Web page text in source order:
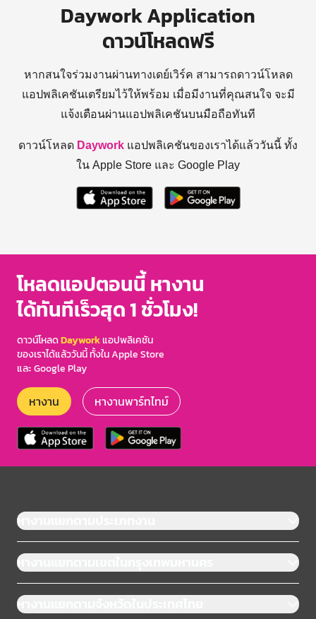
Daywork Application
ดาวน์โหลดฟรี
หากสนใจร่วมงานผ่านทางเดย์เวิร์ค สามารถดาวน์โหลด
แอปพลิเคชันเตรียมไว้ให้พร้อม เมื่อมีงานที่คุณสนใจ จะมี
แจ้งเตือนผ่านแอปพลิเคชันบนมือถือทันที
ดาวน์โหลด Daywork แอปพลิเคชันของเราได้แล้ววันนี้ ทั้ง
ใน Apple Store และ Google Play
โหลดแอปตอนนี้ หางาน
ได้ทันทีเร็วสุด 1 ชั่วโมง!
ดาวน์โหลดDayworkแอปพลิเคชัน
ของเราได้แล้ววันนี้ ทั้งใน Apple Store
และ Google Play
หางาน หางานพาร์ทไทม์
หางานแยกตามประเภทงาน
หางานแยกตามเขตในกรุงเทพมหานคร
หางานแยกตามจังหวัดในประเทศไทย